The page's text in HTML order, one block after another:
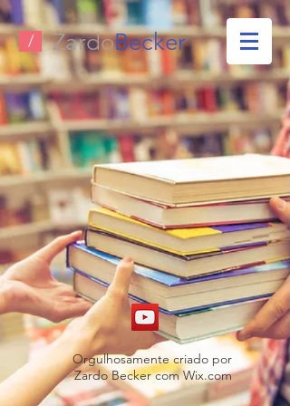
ZardoBecker
/
Orgulhosamente criado por
Zardo Becker com Wix.com